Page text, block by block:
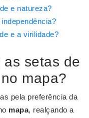
e natureza?
e a virilidade?
setas de
mapa?
pela preferência da
mapa, realçando a